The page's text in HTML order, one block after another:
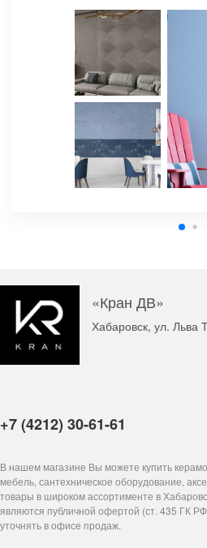
«Кран ДВ»
Хабаровск, ул. Льва
+7 (4212) 30-61-61
В нашем магазине Вы можете купить
мебель, сантехническое оборудование,
товары в широком ассортименте в
являются публичной офертой (ст. 435 ГК
уточнять в офисе продаж.